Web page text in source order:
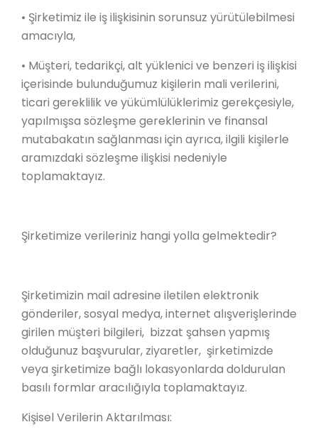
• Şirketimiz ile iş ilişkisinin sorunsuz yürütülebilmesi
amacıyla,
• Müşteri, tedarikçi, alt yüklenici ve benzeri iş ilişkisi
içerisinde bulunduğumuz kişilerin mali verilerini,
ticari gereklilik ve yükümlülüklerimiz gerekçesiyle,
yapılmışsa sözleşme gereklerinin ve finansal
mutabakatın sağlanması için ayrıca, ilgili kişilerle
aramızdaki sözleşme ilişkisi nedeniyle
toplamaktayız.
Şirketimize verileriniz hangi yolla gelmektedir?
Şirketimizin mail adresine iletilen elektronik
gönderiler, sosyal medya, internet alışverişlerinde
girilen müşteri bilgileri, bizzat şahsen yapmış
olduğunuz başvurular, ziyaretler, şirketimizde
veya şirketimize bağlı lokasyonlarda doldurulan
basılı formlar aracılığıyla toplamaktayız.
Kişisel Verilerin Aktarılması: